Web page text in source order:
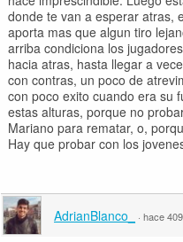
donde te van a esperar atras,
aporta mas que algun tiro
arriba condiciona los
hacia atras, hasta llegar a
con contras, un poco de
con poco exito cuando era su
estas alturas, porque no
Mariano para rematar, o,
Hay que probar con los
AdrianBlanco_ · hace